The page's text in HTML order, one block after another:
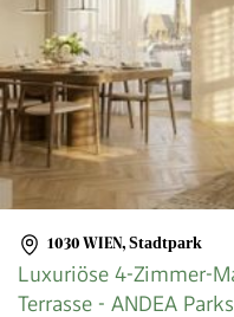
1030 WIEN, Stadtpark
Luxuriöse 4-Zimmer-
Terrasse - ANDEA